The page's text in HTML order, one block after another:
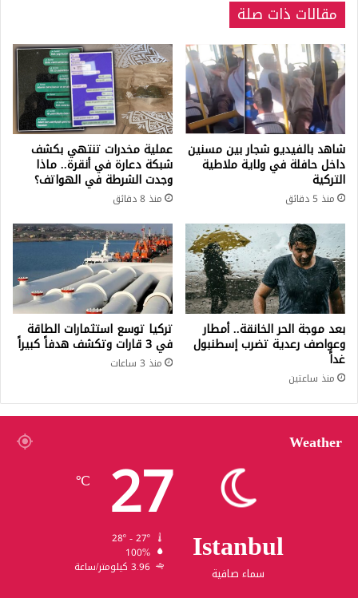
تبدأ
من
يورو
واحد
فقط
مقالات ذات صلة
شاهد بالفيديو شجار بين مسنين
داخل حافلة في ولاية ملاطية
التركية
منذ 5 دقائق
عملية مخدرات تنتهي بكشف
شبكة دعارة في أنقرة.. ماذا
وجدت الشرطة في الهواتف؟
منذ 8 دقائق
بعد موجة الحر الخانقة.. أمطار
وعواصف رعدية تضرب إسطنبول
غداً
منذ ساعتين
تركيا توسع استثمارات الطاقة
في 3 قارات وتكشف هدفاً كبيراً
منذ 3 ساعات
Weather
Istanbul
سماء صافية
27
℃
100%
3.96 كيلومتر/ساعة